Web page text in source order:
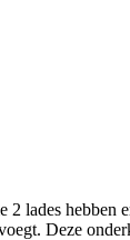
2 lades
Deze